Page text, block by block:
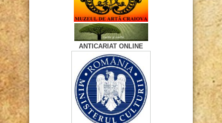
ANTICARIAT ONLINE